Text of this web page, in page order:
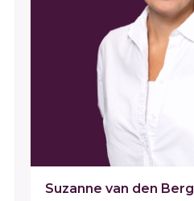
Suzanne van den Berg